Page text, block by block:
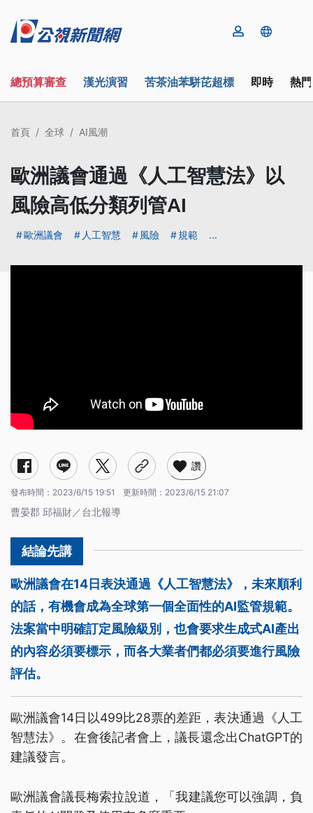
總預算審查 漢光演習 苦茶油苯駢芘超標 即時 熱
首頁 全球 AI風潮
歐洲議會通過《人工智慧法》以
風險高低分類列管AI
歐洲議會 人工智慧 風險 規範 ...
讚
發布時間： 2023/6/15 19:51 更新時間： 2023/6/15 21:07
曹晏郡 邱福財／台北報導
歐洲議會在14日表決通過《人工智慧法》，未來順利
的話，有機會成為全球第一個全面性的AI監管規範。
法案當中明確訂定風險級別，也會要求生成式AI產出
的內容必須要標示，而各大業者們都必須要進行風險
評估。
歐洲議會14日以499比28票的差距，表決通過《人工
智慧法》。在會後記者會上，議長還念出ChatGPT的
建議發言。
歐洲議會議長梅索拉說道，「我建議您可以強調，負